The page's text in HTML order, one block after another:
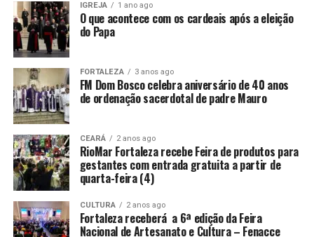
IGREJA 1 ano ago
O que acontece com os cardeais após a eleição
do Papa
FORTALEZA 3 anos ago
FM Dom Bosco celebra aniversário de 40 anos
de ordenação sacerdotal de padre Mauro
CEARÁ 2 anos ago
RioMar Fortaleza recebe Feira de produtos para
gestantes com entrada gratuita a partir de
quarta-feira (4)
CULTURA 2 anos ago
Fortaleza receberá a 6ª edição da Feira
Nacional de Artesanato e Cultura – Fenacce